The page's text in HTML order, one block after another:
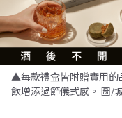
▲每款禮盒皆附贈實用的
飲增添過節儀式感。 圖/